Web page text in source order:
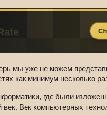
мы уже не можем
как минимум несколько
где были
Век компьютерных